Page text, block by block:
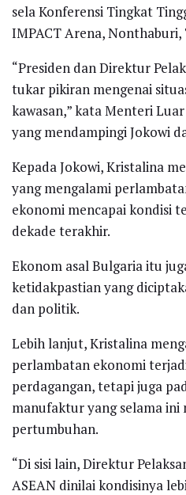
sela Konferensi Tingkat
IMPACT Arena, Nonthaburi,
“Presiden dan Direktur
tukar pikiran mengenai
kawasan,” kata Menteri
yang mendampingi Jokowi
Kepada Jokowi, Kristalina
yang mengalami
ekonomi mencapai kondisi
dekade terakhir.
Ekonom asal Bulgaria itu
ketidakpastian yang
dan politik.
Lebih lanjut, Kristalina
perlambatan ekonomi
perdagangan, tetapi juga
manufaktur yang selama ini
pertumbuhan.
“Di sisi lain, Direktur
ASEAN dinilai kondisinya